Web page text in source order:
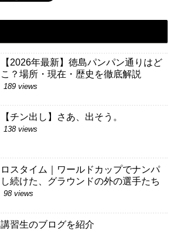
【2026年最新】徳島パンパン通りはど
こ？場所・現在・歴史を徹底解説
189 views
【チン出し】さあ、出そう。
138 views
ロスタイム｜ワールドカップでナンパ
し続けた、グラウンドの外の選手たち
98 views
講習生のブログを紹介